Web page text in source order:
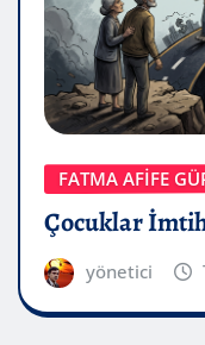
FATMA AFİFE
Çocuklar
yönetici